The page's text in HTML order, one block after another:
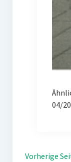
04/
Vorherige